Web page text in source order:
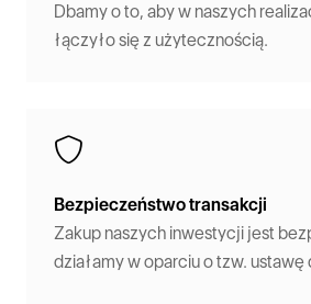
Dbamy o to, aby w naszych
łączyło się z użytecznością.
Bezpieczeństwo transakcji
Zakup naszych inwestycji jest
działamy w oparciu o tzw.